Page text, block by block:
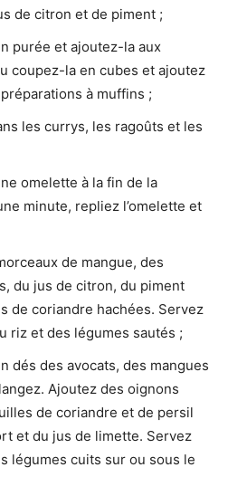
de citron et de piment ;
purée et ajoutez-la aux
coupez-la en cubes et ajoutez
à muffins ;
les currys, les ragoûts et les
omelette à la fin de la
minute, repliez l’omelette et
de mangue, des
du jus de citron, du piment
de coriandre hachées. Servez
riz et des légumes sautés ;
dés des avocats, des mangues
Ajoutez des oignons
de coriandre et de persil
et du jus de limette. Servez
légumes cuits sur ou sous le